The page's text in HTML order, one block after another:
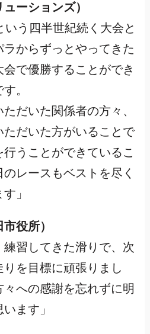
ーションズ）
いう四半世紀続く大会と
からずっとやってきた
で優勝することができ
。
だいた関係者の方々、
だいた方がいることで
うことができているこ
レースもベストを尽く
」
役所）
練習してきた滑りで、次
を目標に頑張りまし
への感謝を忘れずに明
ます」